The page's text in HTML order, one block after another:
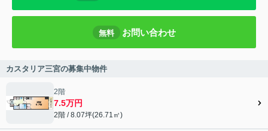
無料 お問い合わせ
カスタリア三宮の募集中物件
2階
7.5万円
2階 / 8.07坪(26.71㎡)